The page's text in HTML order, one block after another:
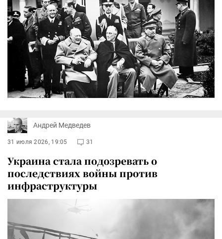
Андрей Медведев
31 июля 2026, 19:05 31
Украина стала подозревать о
последствиях войны против
инфраструктуры